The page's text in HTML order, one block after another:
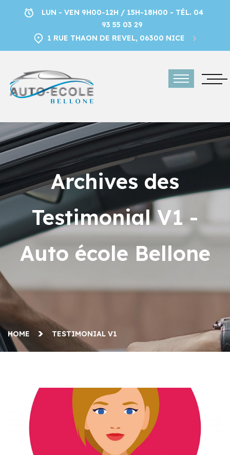
LUN - VEN 9H00-12H / 15H-18H00 - TÉL. 04
93 55 03 29
1 RUE THAON DE REVEL, 06300 NICE
Archives des
Testimonial V1 -
Auto école Bellone
HOME TESTIMONIAL V1